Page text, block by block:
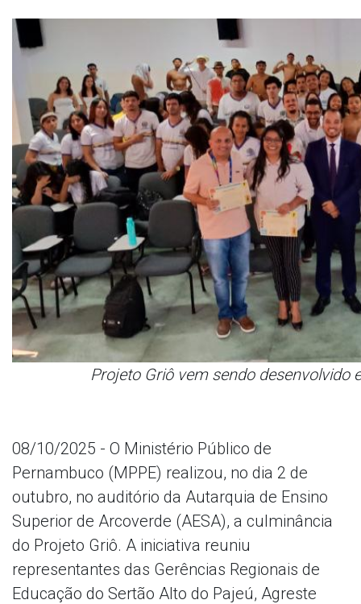
Projeto Griô vem sendo desenvolvido
08/10/2025 - O Ministério Público de
Pernambuco (MPPE) realizou, no dia 2 de
outubro, no auditório da Autarquia de Ensino
Superior de Arcoverde (AESA), a culminância
do Projeto Griô. A iniciativa reuniu
representantes das Gerências Regionais de
Educação do Sertão Alto do Pajeú, Agreste